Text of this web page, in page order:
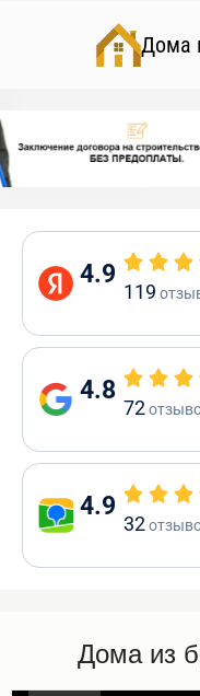
Дома
4.9
119
4.8
72
4.9
32
Дома из